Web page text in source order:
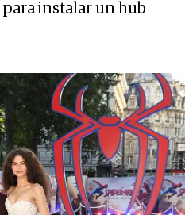
instalar un hub